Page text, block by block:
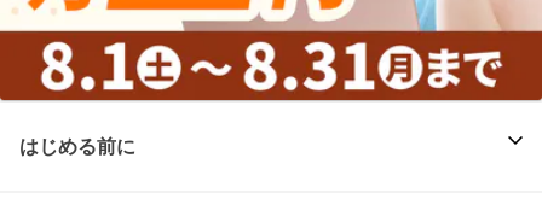
はじめる前に